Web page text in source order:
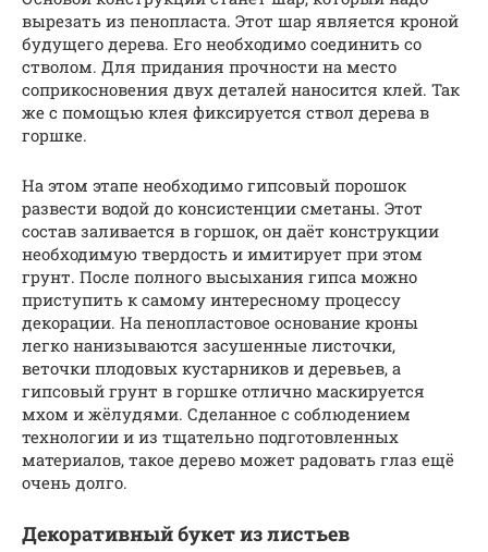
вырезать из пенопласта. Этот шар является кроной
будущего дерева. Его необходимо соединить со
стволом. Для придания прочности на место
соприкосновения двух деталей наносится клей. Так
же с помощью клея фиксируется ствол дерева в
горшке.
На этом этапе необходимо гипсовый порошок
развести водой до консистенции сметаны. Этот
состав заливается в горшок, он даёт конструкции
необходимую твердость и имитирует при этом
грунт. После полного высыхания гипса можно
приступить к самому интересному процессу
декорации. На пенопластовое основание кроны
легко нанизываются засушенные листочки,
веточки плодовых кустарников и деревьев, а
гипсовый грунт в горшке отлично маскируется
мхом и жёлудями. Сделанное с соблюдением
технологии и из тщательно подготовленных
материалов, такое дерево может радовать глаз ещё
очень долго.
Декоративный букет из листьев